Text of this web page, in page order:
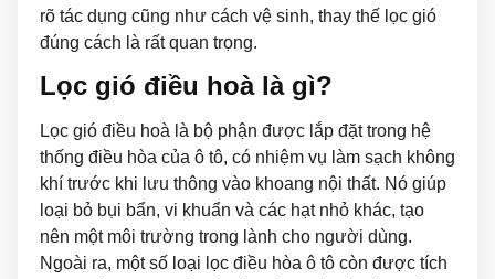
rõ tác dụng cũng như cách vệ sinh, thay thế lọc gió
đúng cách là rất quan trọng.
Lọc gió điều hoà là gì?
Lọc gió điều hoà là bộ phận được lắp đặt trong hệ
thống điều hòa của ô tô, có nhiệm vụ làm sạch không
khí trước khi lưu thông vào khoang nội thất. Nó giúp
loại bỏ bụi bẩn, vi khuẩn và các hạt nhỏ khác, tạo
nên một môi trường trong lành cho người dùng.
Ngoài ra, một số loại lọc điều hòa ô tô còn được tích